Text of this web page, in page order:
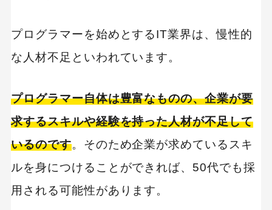
プログラマーを始めとするIT業界は、慢性的
な人材不足といわれています。
プログラマー自体は豊富なものの、企業が要
求するスキルや経験を持った人材が不足して
いるのです。そのため企業が求めているスキ
ルを身につけることができれば、50代でも採
用される可能性があります。